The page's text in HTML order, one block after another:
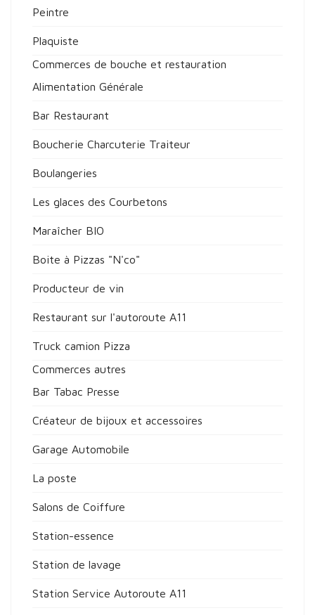
Peintre
Plaquiste
Commerces de bouche et restauration
Alimentation Générale
Bar Restaurant
Boucherie Charcuterie Traiteur
Boulangeries
Les glaces des Courbetons
Maraîcher BIO
Boite à Pizzas "N'co"
Producteur de vin
Restaurant sur l'autoroute A11
Truck camion Pizza
Commerces autres
Bar Tabac Presse
Créateur de bijoux et accessoires
Garage Automobile
La poste
Salons de Coiffure
Station-essence
Station de lavage
Station Service Autoroute A11